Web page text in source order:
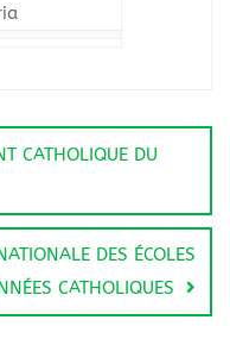
CATHOLIQUE DU
DES ÉCOLES
CATHOLIQUES